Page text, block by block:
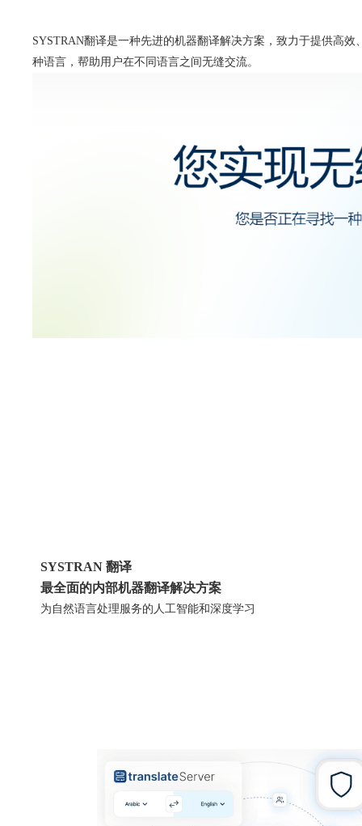
SYSTRAN翻译是一种先进的机器翻译解决方案，致力于提供高
种语言，帮助用户在不同语言之间无缝交流。
SYSTRAN 翻译
最全面的内部机器翻译解决方案
为自然语言处理服务的人工智能和深度学习